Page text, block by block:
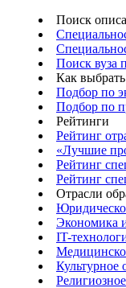
Поиск
Поиск вуза
Как
Подбор по
Подбор по
Рейтинги
Рейтинг
«Лучшие
Рейтинг
Рейтинг
Отрасли
Экономика
IT-
Культурное